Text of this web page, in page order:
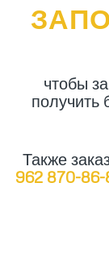
чтобы
Также
962 870-86-